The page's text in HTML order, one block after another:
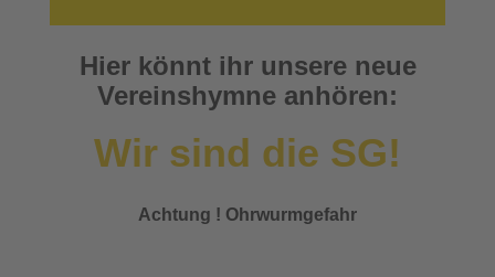
Hier könnt ihr unsere neue
Vereinshymne anhören:
Wir sind die SG!
Achtung ! Ohrwurmgefahr